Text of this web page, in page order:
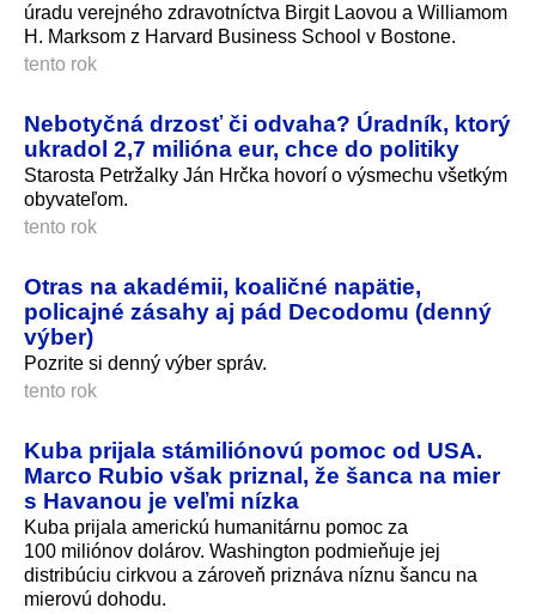
úradu verejného zdravotníctva Birgit Laovou a Williamom
H. Marksom z Harvard Business School v Bostone.
tento rok
Nebotyčná drzosť či odvaha? Úradník, ktorý
ukradol 2,7 milióna eur, chce do politiky
Starosta Petržalky Ján Hrčka hovorí o výsmechu všetkým
obyvateľom.
tento rok
Otras na akadémii, koaličné napätie,
policajné zásahy aj pád Decodomu (denný
výber)
Pozrite si denný výber správ.
tento rok
Kuba prijala stámiliónovú pomoc od USA.
Marco Rubio však priznal, že šanca na mier
s Havanou je veľmi nízka
Kuba prijala americkú humanitárnu pomoc za
100 miliónov dolárov. Washington podmieňuje jej
distribúciu cirkvou a zároveň priznáva níznu šancu na
mierovú dohodu.